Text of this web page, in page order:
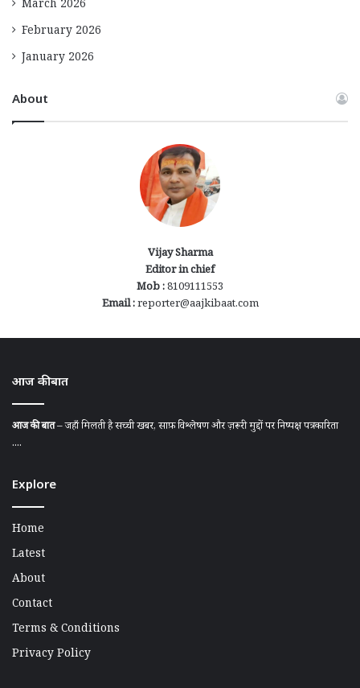
March 2026
February 2026
January 2026
About
Vijay Sharma
Editor in chief
Mob :8109111553
Email :reporter@aajkibaat.com
आज की बात
आज की बात– जहाँ मिलती है सच्ची खबर, साफ़ विश्लेषण और ज़रूरी मुद्दों पर निष्पक्ष पत्रकारिता
....
Explore
Home
Latest
About
Contact
Terms & Conditions
Privacy Policy